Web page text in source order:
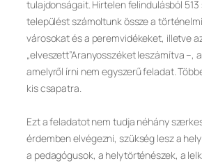
tulajdonságait. Hirtelen felindulásból
települést számoltunk össze a
városokat és a peremvidékeket, illetve
„elveszett”Aranyosszéket leszámítva –,
amelyről írni nem egyszerű feladat.
kis csapatra.
Ezt a feladatot nem tudja néhány
érdemben elvégezni, szükség lesz a
a pedagógusok, a helytörténészek, a